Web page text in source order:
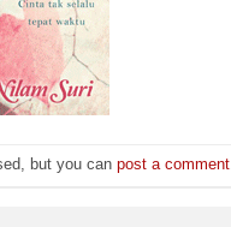
but you can post a comment